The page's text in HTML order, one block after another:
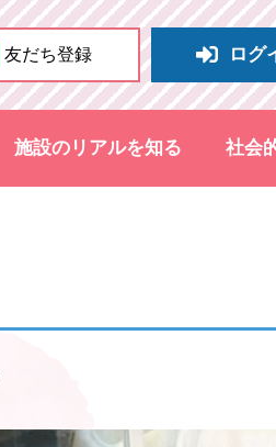
友だち登録 ログ
施設のリアルを知る 社会